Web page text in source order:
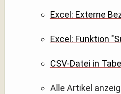
Excel: Externe
Excel: Funktion
CSV-Datei in
Alle Artikel